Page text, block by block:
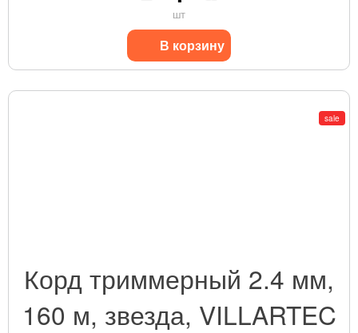
шт
В корзину
sale
Корд триммерный 2.4 мм,
160 м, звезда, VILLARTEC